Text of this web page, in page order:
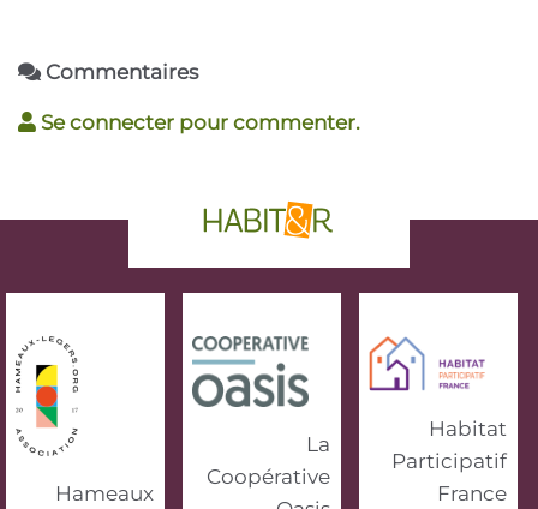
Commentaires
Se connecter pour commenter.
phrase d'accroche
Hameaux
La
Coopérative
Habitat
Participatif
France